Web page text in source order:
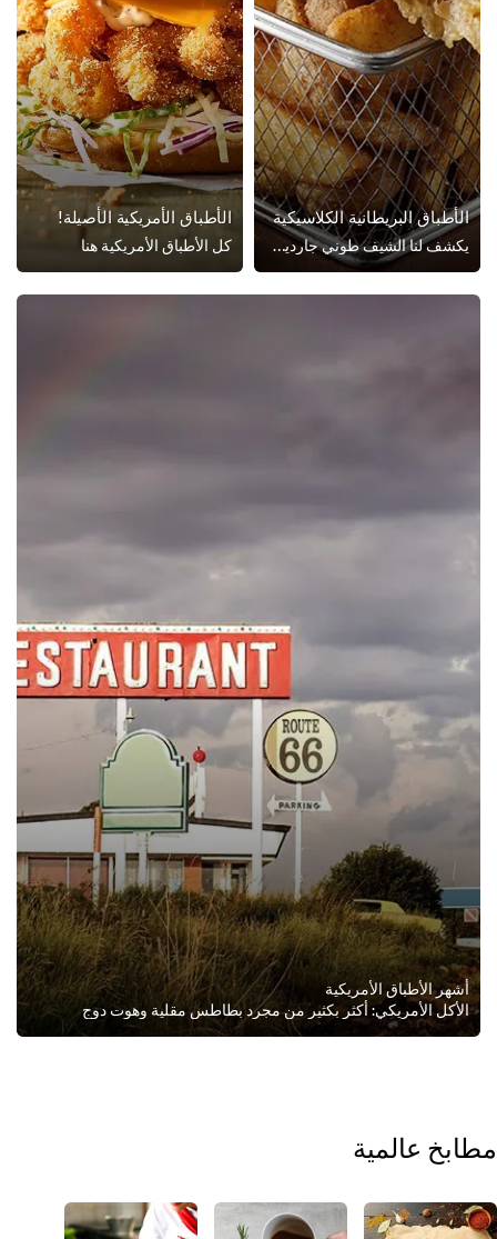
البريطانية الكلاسيكية
يكشف لنا الشيف طوني جارديلا عن أطباقه البريطانية المفضلة ويقدم بعض النصائح حول طريقة صنعها.
الأطباق الأمريكية الأصيلة!
كل الأطباق الأمريكية هنا
الأطباق الأمريكية
الأمريكي: أكثر بكثير من مجرد بطاطس مقلية وهوت دوج
عالمية